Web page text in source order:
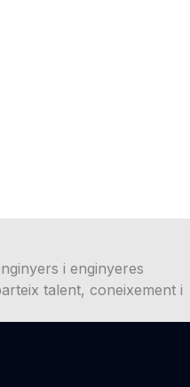
i enginyeres
talent, coneixement i